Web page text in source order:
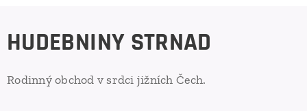
HUDEBNINY STRNAD
Rodinný obchod v srdci jižních Čech.